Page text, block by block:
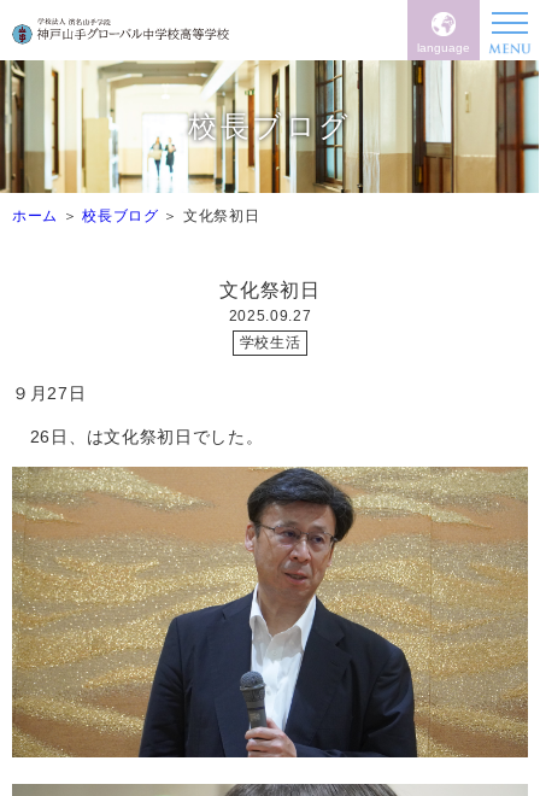
language
校長ブログ
ホーム 校長ブログ 文化祭初日
文化祭初日
2025.09.27
学校生活
９月27日
26日、は文化祭初日でした。